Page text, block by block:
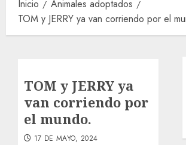
Inicio
Animales adoptados
TOM y JERRY ya van corriendo por el
TOM y JERRY ya
van corriendo por
el mundo.
17 DE MAYO, 2024